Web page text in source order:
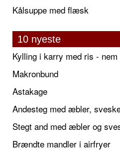
Kålsuppe med flæsk
10 nyeste
Kylling i karry med ris -
Makronbund
Astakage
Stegt and med æbler og
Brændte mandler i airfryer